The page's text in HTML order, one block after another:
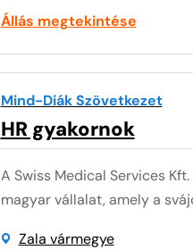
Állás megtekintése
Mind-Diák Szövetkezet
HR gyakornok
A Swiss Medical Services
magyar vállalat, amely a
Zala vármegye